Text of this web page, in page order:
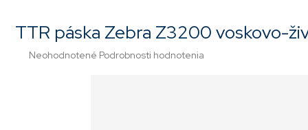
TTR páska Zebra Z3200 voskovo-
Priemerné
Neohodnotené Podrobnosti hodnotenia